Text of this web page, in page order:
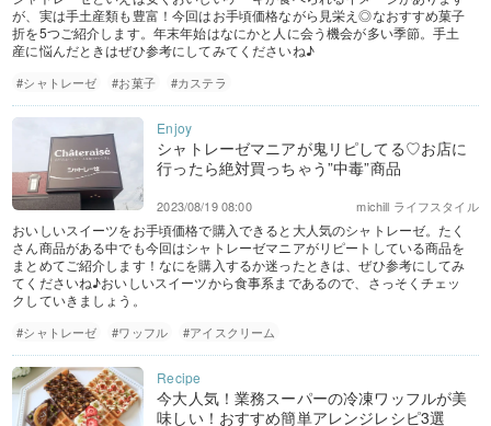
が、実は手土産類も豊富！今回はお手頃価格ながら見栄え◎なおすすめ菓子
折を5つご紹介します。年末年始はなにかと人に会う機会が多い季節。手土
産に悩んだときはぜひ参考にしてみてくださいね♪
#シャトレーゼ #お菓子 #カステラ
シャトレーゼマニアが鬼リピしてる♡お店に
行ったら絶対買っちゃう”中毒”商品
michill ライフスタイル
2023/08/19 08:00
おいしいスイーツをお手頃価格で購入できると大人気のシャトレーゼ。たく
さん商品がある中でも今回はシャトレーゼマニアがリピートしている商品を
まとめてご紹介します！なにを購入するか迷ったときは、ぜひ参考にしてみ
てくださいね♪おいしいスイーツから食事系まであるので、さっそくチェッ
クしていきましょう。
#シャトレーゼ #ワッフル #アイスクリーム
今大人気！業務スーパーの冷凍ワッフルが美
味しい！おすすめ簡単アレンジレシピ3選